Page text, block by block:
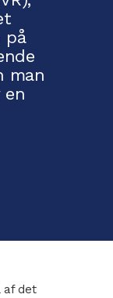
på
man
en
af det